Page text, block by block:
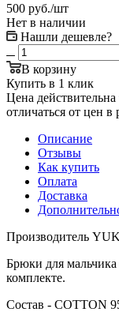
500 руб./шт
Нет в наличии
Нашли дешевле?
В корзину
Купить в 1 клик
Цена
отличаться от цен
Описание
Отзывы
Как купить
Оплата
Доставка
Производитель
Брюки для
комплекте.
Состав - COTTON